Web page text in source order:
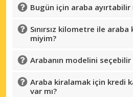
Bugün için araba ayırtabilir
Sınırsız kilometre ile
miyim?
Arabanın modelini
Araba kiralamak için kredi
var mı?